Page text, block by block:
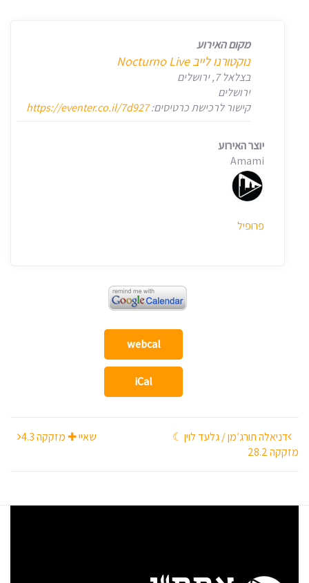
מקום האירוע
‏נוקטורנו לייב Nocturno Live‏
בצלאל 7, ירושלים
ירושלים
קישור לרכישת כרטיסים:https://eventer.co.il/7d927
יוצר האירוע
Amami
פרופיל
webcal
iCal
ניווט
דניאלה תורג’מן / גלעד לוין ☾
מזקקה 28.2
שאיי ✚ מזקקה 4.3